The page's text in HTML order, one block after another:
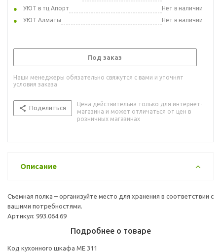
УЮТ в тц Апорт
Нет в наличии
УЮТ Алматы
Нет в наличии
Под заказ
Наши менеджеры обязательно свяжутся с вами и уточнят
условия заказа
Поделиться
Цена действительна только для интернет-
магазина и может отличаться от цен в
розничных магазинах
Описание
Съемная полка – организуйте место для хранения в соответствии с
вашими потребностями.
Артикул: 993.064.69
Подробнее о товаре
Код кухонного шкафа ME 311